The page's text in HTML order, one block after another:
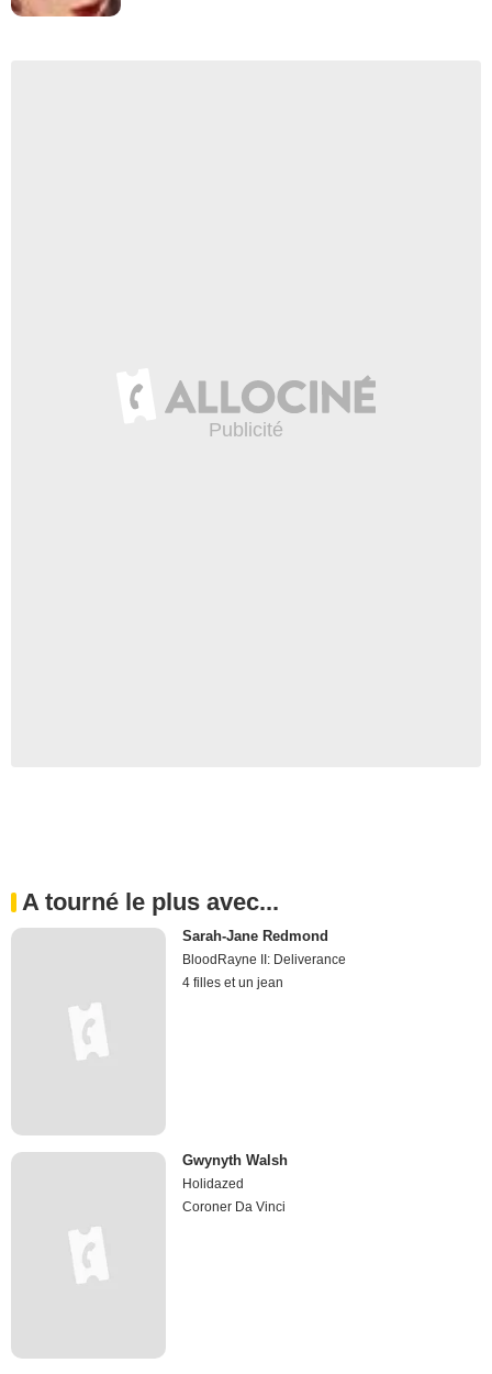
A tourné le plus avec...
Sarah-Jane Redmond
BloodRayne II: Deliverance
4 filles et un jean
Gwynyth Walsh
Holidazed
Coroner Da Vinci